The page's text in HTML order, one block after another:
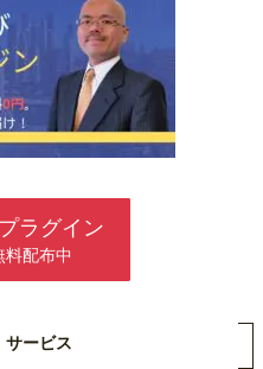
ラグイン
料配布中
サービス